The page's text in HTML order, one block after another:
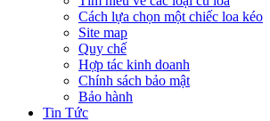
Cách lựa chọn một chiếc loa kéo
Site map
Quy chế
Hợp tác kinh doanh
Chính sách bảo mật
Bảo hành
Tin Tức